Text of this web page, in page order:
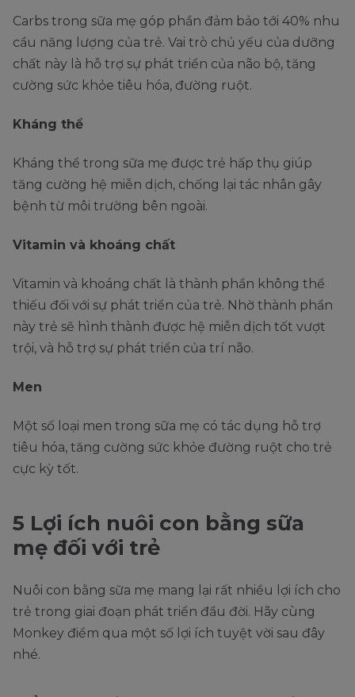
Carbs trong sữa mẹ góp phần đảm bảo tới 40% nhu
cầu năng lượng của trẻ. Vai trò chủ yếu của dưỡng
chất này là hỗ trợ sự phát triển của não bộ, tăng
cường sức khỏe tiêu hóa, đường ruột.
Kháng thể
Kháng thể trong sữa mẹ được trẻ hấp thụ giúp
tăng cường hệ miễn dịch, chống lại tác nhân gây
bệnh từ môi trường bên ngoài.
Vitamin và khoáng chất
Vitamin và khoáng chất là thành phần không thể
thiếu đối với sự phát triển của trẻ. Nhờ thành phần
này trẻ sẽ hình thành được hệ miễn dịch tốt vượt
trội, và hỗ trợ sự phát triển của trí não.
Men
Một số loại men trong sữa mẹ có tác dụng hỗ trợ
tiêu hóa, tăng cường sức khỏe đường ruột cho trẻ
cực kỳ tốt.
5 Lợi ích nuôi con bằng sữa
mẹ đối với trẻ
Nuôi con bằng sữa mẹ mang lại rất nhiều lợi ích cho
trẻ trong giai đoạn phát triển đầu đời. Hãy cùng
Monkey điểm qua một số lợi ích tuyệt vời sau đây
nhé.